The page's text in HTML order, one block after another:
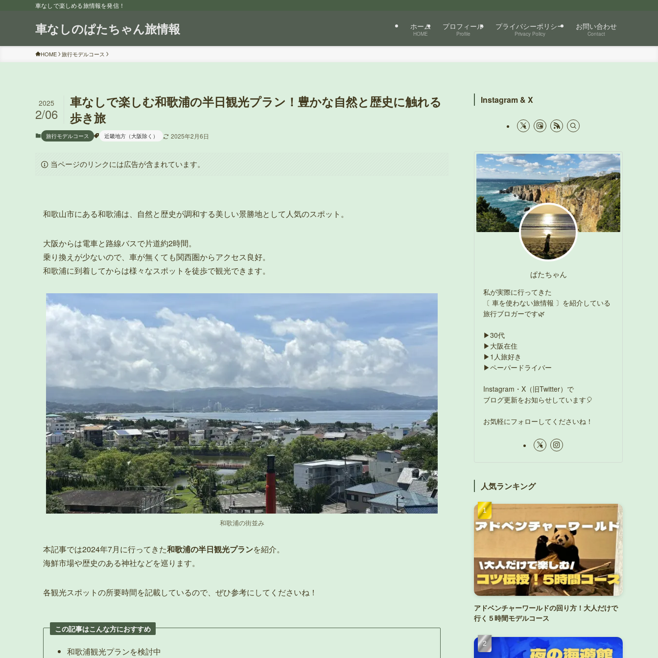
車なしで楽しめる旅情報を発信！
車なしのぱたちゃん旅情報 ホーム
HOME
プロフィール
Profile
プライバシーポリシー
Privacy Policy
お問い合わせ
Contact
HOME 旅行モデルコース
車なしで楽しむ和歌浦の半日観光プラン！豊かな自然と歴史に触れる
歩き旅
2025
2/06
旅行モデルコース 近畿地方（大阪除く） 2025年2月6日
当ページのリンクには広告が含まれています。
和歌山市にある和歌浦は、自然と歴史が調和する美しい景勝地として人気のスポット。
大阪からは電車と路線バスで片道約2時間。
乗り換えが少ないので、車が無くても関西圏からアクセス良好。
和歌浦に到着してからは様々なスポットを徒歩で観光できます。
和歌浦の街並み
本記事では2024年7月に行ってきた和歌浦の半日観光プランを紹介。
海鮮市場や歴史のある神社などを巡ります。
各観光スポットの所要時間を記載しているので、ぜひ参考にしてくださいね！
この記事はこんな方におすすめ
和歌浦観光プランを検討中
Instagram & X
ぱたちゃん
私が実際に行ってきた
〔 車を使わない旅情報 〕を紹介している
旅行ブロガーです🌿
▶30代
▶大阪在住
▶1人旅好き
▶ペーパードライバー
Instagram・X（旧Twitter）で
ブログ更新をお知らせしています🎈
お気軽にフォローしてくださいね！
人気ランキング
アドベンチャーワールドの回り方！大人だけで
行く５時間モデルコース